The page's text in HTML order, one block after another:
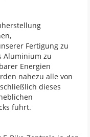
Fertigung zu
Aluminium zu
Energien
nahezu alle von
dieses
führt.